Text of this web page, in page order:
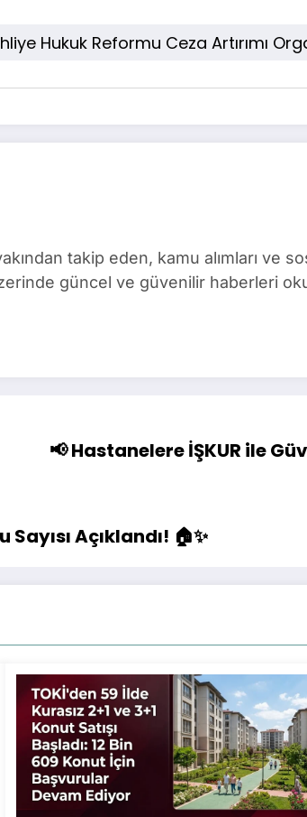
Hukuk Reformu Ceza Artırımı
takip eden, kamu alımları ve
güncel ve güvenilir haberleri
📢 Hastanelere İŞKUR ile
Açıklandı! 🏠✨